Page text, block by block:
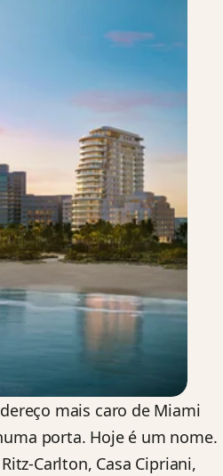
mais caro de Miami
porta. Hoje é um nome.
Carlton, Casa Cipriani,